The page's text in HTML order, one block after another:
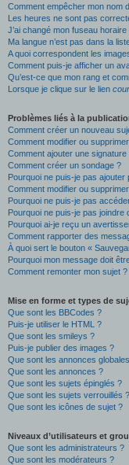
Comment empêcher mon nom
Les heures ne sont pas
J’ai changé mon fuseau
Ma langue n’est pas dans la
A quoi correspondent les
Comment puis-je afficher un
Qu’est-ce que mon rang et
Lorsque je clique sur le lien
Problèmes liés à la
Comment créer un nouveau
Comment modifier ou
Comment ajouter une
Comment créer un sondage ?
Pourquoi ne puis-je pas ajouter
Comment modifier ou
Pourquoi ne puis-je pas
Pourquoi ne puis-je pas
Pourquoi ai-je reçu un
Comment rapporter des
À quoi sert le bouton «
Pourquoi mon message doit
Comment remonter mon sujet ?
Mise en forme et types de
Que sont les BBCodes ?
Puis-je utiliser le HTML ?
Que sont les smileys ?
Puis-je publier des images ?
Que sont les annonces
Que sont les annonces ?
Que sont les sujets épinglés ?
Que sont les sujets verrouillés ?
Que sont les icônes de sujet ?
Niveaux d’utilisateurs et
Que sont les administrateurs ?
Que sont les modérateurs ?